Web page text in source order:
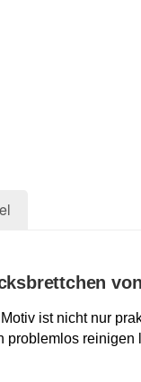
ist nicht nur
problemlos reinigen